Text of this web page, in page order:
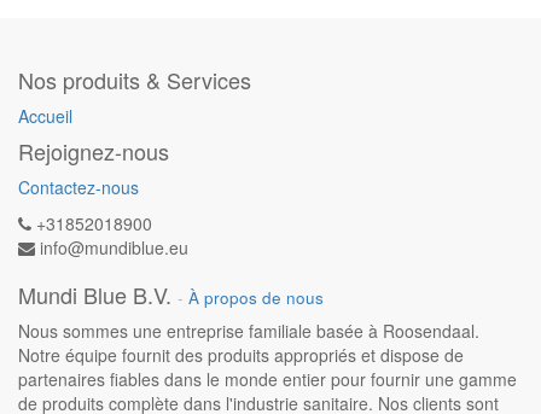
Nos produits & Services
Accueil
Rejoignez-nous
Contactez-nous
+31852018900
info@mundiblue.eu
Mundi Blue B.V. - À propos de nous
Nous sommes une entreprise familiale basée à Roosendaal.
Notre équipe fournit des produits appropriés et dispose de
partenaires fiables dans le monde entier pour fournir une gamme
de produits complète dans l'industrie sanitaire. Nos clients sont